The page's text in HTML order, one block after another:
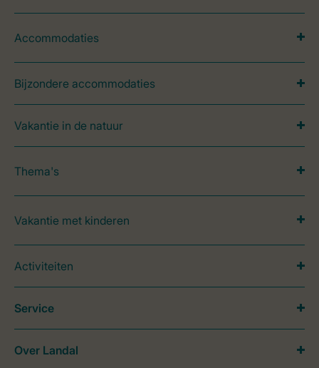
Accommodaties
Bijzondere accommodaties
Vakantie in de natuur
Thema's
Vakantie met kinderen
Activiteiten
Service
Over Landal